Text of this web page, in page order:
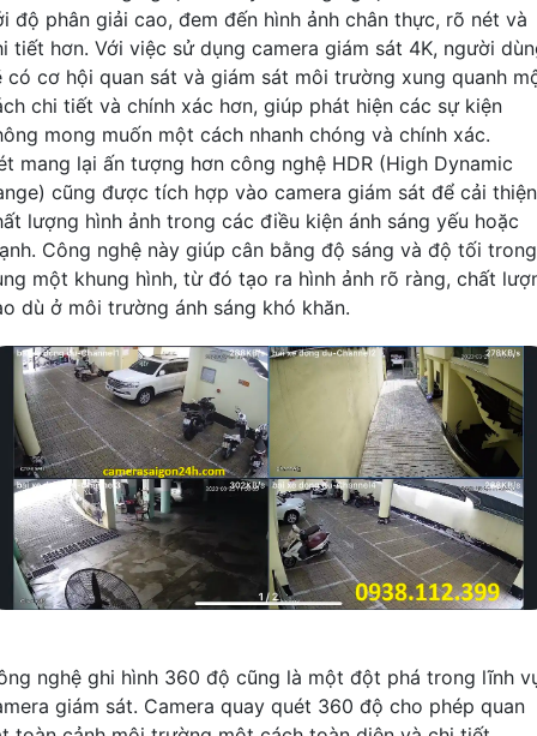
độ phân giải cao, đem đến hình ảnh chân thực, rõ nét và
tiết hơn. Với việc sử dụng camera giám sát 4K, người
có cơ hội quan sát và giám sát môi trường xung quanh
chi tiết và chính xác hơn, giúp phát hiện các sự kiện
mong muốn một cách nhanh chóng và chính xác.
mang lại ấn tượng hơn công nghệ HDR (High Dynamic
cũng được tích hợp vào camera giám sát để cải thiện
lượng hình ảnh trong các điều kiện ánh sáng yếu hoặc
Công nghệ này giúp cân bằng độ sáng và độ tối trong
một khung hình, từ đó tạo ra hình ảnh rõ ràng, chất
dù ở môi trường ánh sáng khó khăn.
nghệ ghi hình 360 độ cũng là một đột phá trong lĩnh
giám sát. Camera quay quét 360 độ cho phép quan